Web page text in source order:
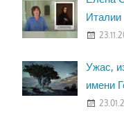
Италии
Ужас,
имени